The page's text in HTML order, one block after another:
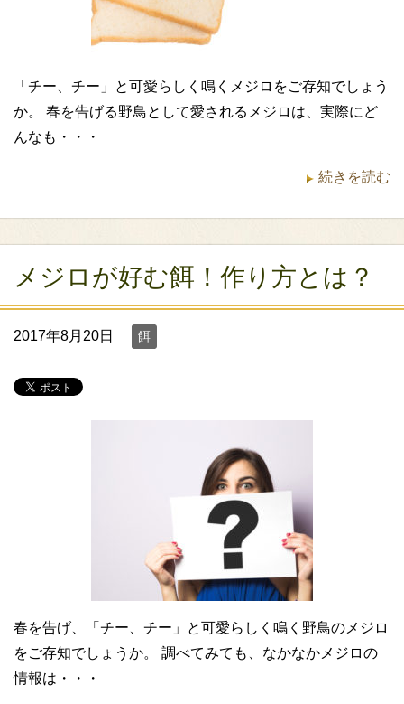
「チー、チー」と可愛らしく鳴くメジロをご存知でしょう
か。 春を告げる野鳥として愛されるメジロは、実際にど
んなも・・・
続きを読む
メジロが好む餌！作り方とは？
2017年8月20日 餌
春を告げ、「チー、チー」と可愛らしく鳴く野鳥のメジロ
をご存知でしょうか。 調べてみても、なかなかメジロの
情報は・・・